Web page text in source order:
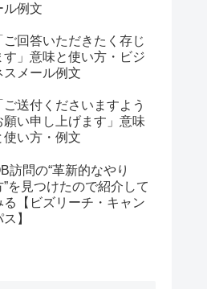
ル例文
ご回答いただきたく存じ
す」意味と使い方・ビジ
スメール例文
ご送付くださいますよう
願い申し上げます」意味
使い方・例文
訪問の“革新的なやり
”を見つけたので紹介して
る【ビズリーチ・キャン
】